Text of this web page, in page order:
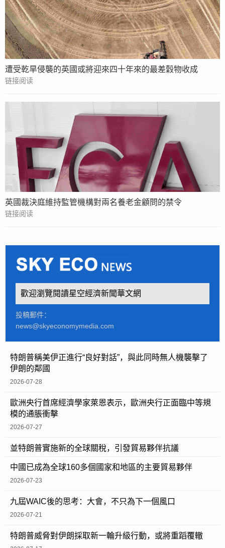
遭受乾旱侵襲的英國或將迎來四十年來的最差穀物收成
链接阅读
英國裁決庭維持監管機構對兩名養老金顧問的禁令
链接阅读
歡迎瀏覽閱讀星空經濟新聞華文網
投稿郵件：
news@skyeconomymedia.com
特朗普稱美伊正進行“良好對話”，與此同時無人機襲擊了
伊朗的鄰國
2026-07-28
歐洲央行首席經濟學家萊恩表示，歐洲央行正面臨中等規
模的通脹衝擊
2026-07-27
並特朗普實施新的全球關稅，引發貿易夥伴抗議
中國已成為全球160多個國家和地區的主要貿易夥伴
2026-07-23
九屆WAIC後的思考：大會，不只為下一個風口
2026-07-21
特朗普威脅對伊朗採取新一輪升級行動，或將重蹈覆轍